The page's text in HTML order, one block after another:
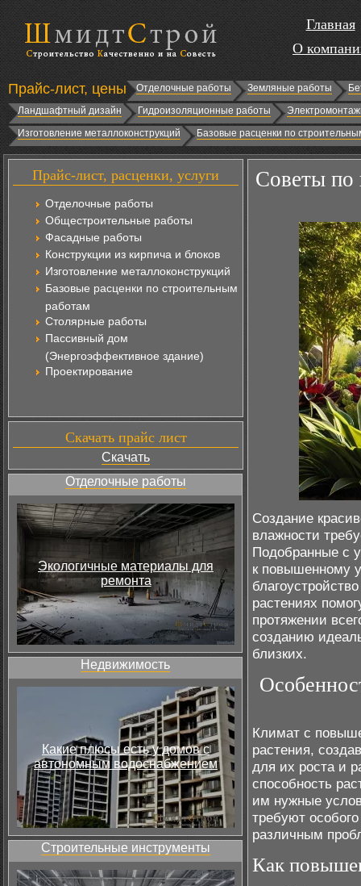
Главная
О
Прайс-лист, цены Отделочные работы Земляные работы
Ландшафтный дизайн
Гидроизоляционные работы
Изготовление металлоконструкций
Базовые расценки по
Прайс-лист, расценки, услуги
Отделочные работы
Общестроительные работы
Фасадные работы
Конструкции из кирпича и блоков
Изготовление металлоконструкций
Базовые расценки по строительным
работам
Столярные работы
Пассивный дом
(Энергоэффективное здание)
Проектирование
Скачать прайс лист
Скачать
Отделочные работы
Экологичные материалы для
ремонта
Недвижимость
Какие плюсы есть у домов с
автономным водоснабжением
Строительные инструменты
Советы по
Создание
влажности
Подобранные с
к повышенному
растениях
протяжении
созданию
близких.
Климат с
растения,
для их роста и
способность
им нужные
требуют
различным
Как